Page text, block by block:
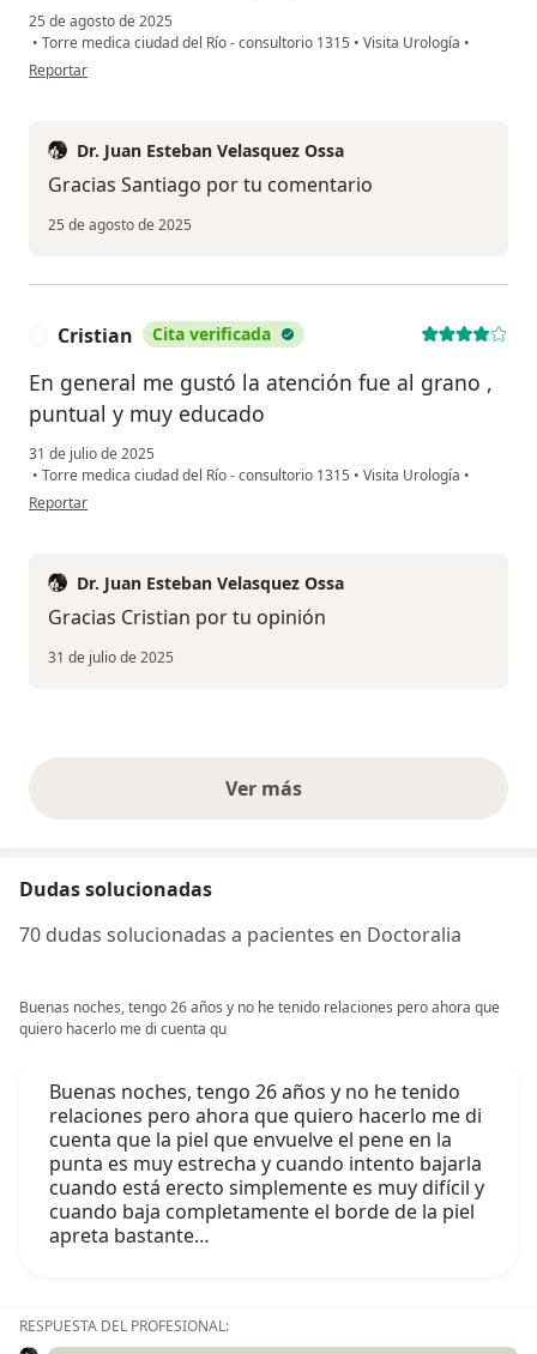
25 de agosto de 2025
• Torre medica ciudad del Río - consultorio 1315 • Visita Urología •
en opinión del usuario Santiago Quintero
Reportar
Dr. Juan Esteban Velasquez Ossa
Gracias Santiago por tu comentario
25 de agosto de 2025
Cristian Cita verificada
En general me gustó la atención fue al grano ,
puntual y muy educado
31 de julio de 2025
• Torre medica ciudad del Río - consultorio 1315 • Visita Urología •
en opinión del usuario Cristian
Reportar
Dr. Juan Esteban Velasquez Ossa
Gracias Cristian por tu opinión
31 de julio de 2025
Ver másopiniones anteriores
Dudas solucionadas
70 dudas solucionadas a pacientes en Doctoralia
Buenas noches, tengo 26 años y no he tenido relaciones pero ahora que
quiero hacerlo me di cuenta qu
Buenas noches, tengo 26 años y no he tenido
relaciones pero ahora que quiero hacerlo me di
cuenta que la piel que envuelve el pene en la
punta es muy estrecha y cuando intento bajarla
cuando está erecto simplemente es muy difícil y
cuando baja completamente el borde de la piel
apreta bastante…
RESPUESTA DEL PROFESIONAL: